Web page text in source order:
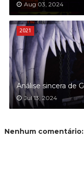
Aug 03, 2024
2021
Análise sincera de
Jul 13, 2024
Nenhum comentário: